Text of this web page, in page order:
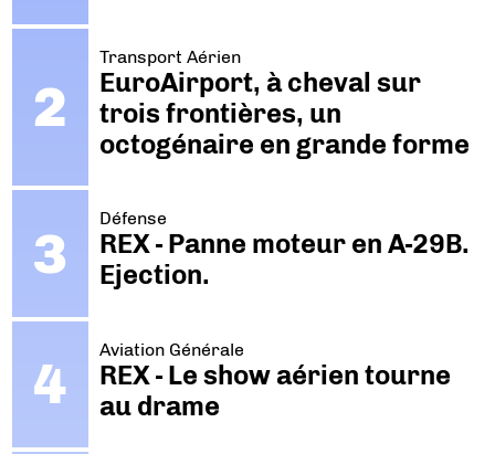
Transport Aérien
EuroAirport, à cheval sur
trois frontières, un
octogénaire en grande forme
Défense
REX - Panne moteur en A-29B.
Ejection.
Aviation Générale
REX - Le show aérien tourne
au drame